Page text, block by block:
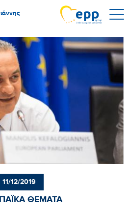
11/12/2019
ΘΕΜΑΤΑ